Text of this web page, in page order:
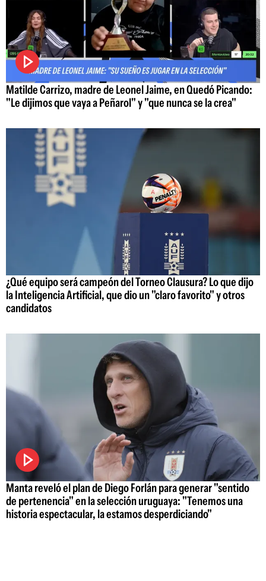
Matilde Carrizo, madre de Leonel Jaime, en Quedó Picando:
"Le dijimos que vaya a Peñarol" y "que nunca se la crea"
¿Qué equipo será campeón del Torneo Clausura? Lo que dijo
la Inteligencia Artificial, que dio un "claro favorito" y otros
candidatos
Manta reveló el plan de Diego Forlán para generar "sentido
de pertenencia" en la selección uruguaya: "Tenemos una
historia espectacular, la estamos desperdiciando"